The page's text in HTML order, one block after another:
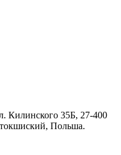
Килинского 35Б, 27-400
Польша.